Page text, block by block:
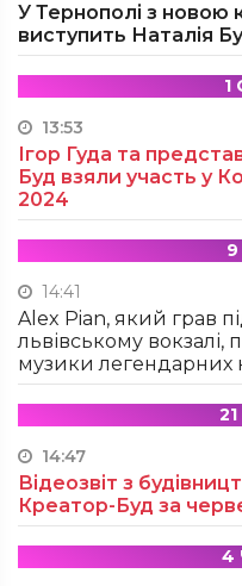
У Тернополі з
виступить Наталія
1
13:53
Ігор Гуда та
Буд взяли участь у
2024
14:41
Alex Pian, який грав
львівському вокзалі,
музики легендарних
14:47
Відеозвіт з
Креатор-Буд за
4